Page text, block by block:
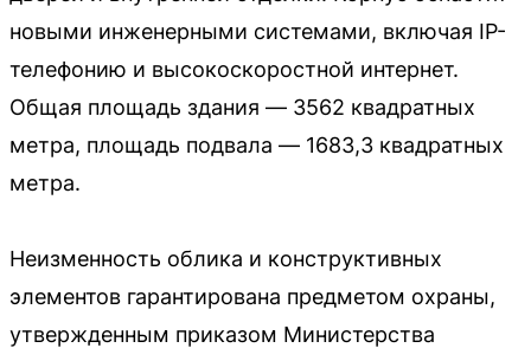
новыми инженерными системами, включая IP-
телефонию и высокоскоростной интернет.
Общая площадь здания — 3562 квадратных
метра, площадь подвала — 1683,3 квадратных
метра.
Неизменность облика и конструктивных
элементов гарантирована предметом охраны,
утвержденным приказом Министерства